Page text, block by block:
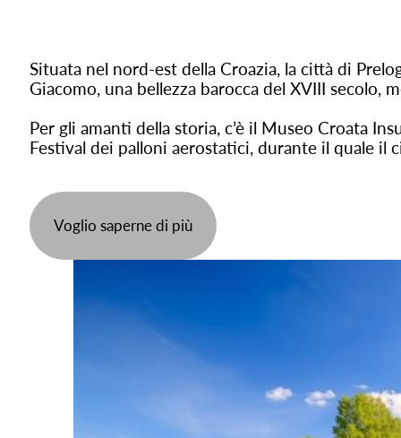
Situata nel nord-est della Croazia, la città di
Giacomo, una bellezza barocca del XVIII secolo,
Per gli amanti della storia, c’è il Museo Croata
Festival dei palloni aerostatici, durante il quale il
Voglio saperne di più
Inoltre, Prelog offre passeggiate incantevoli tra
presentarvi con gioia le tradizioni e le delizie
Međimurje, ideale per rilassarsi e godersi la